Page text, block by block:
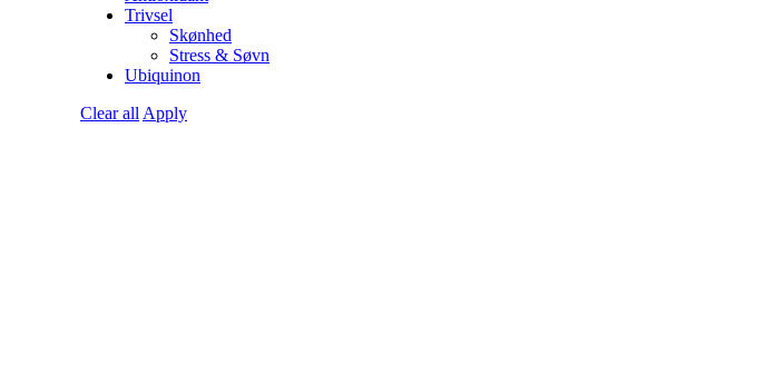
Trivsel
Skønhed
Stress & Søvn
Ubiquinon
Clear all Apply